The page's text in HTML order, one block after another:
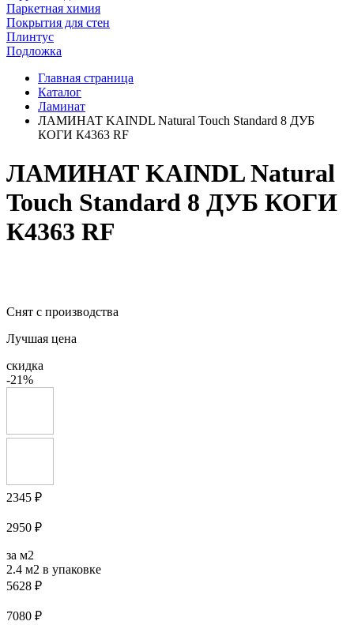
Паркетная химия
Покрытия для стен
Плинтус
Подложка
Главная страница
Каталог
Ламинат
ЛАМИНАТ KAINDL Natural Touch Standard 8 ДУБ
КОГИ К4363 RF
ЛАМИНАТ KAINDL Natural
Touch Standard 8 ДУБ КОГИ
К4363 RF
Снят с производства
Лучшая цена
скидка
-21%
2345 ₽
2950 ₽
за м2
2.4 м2 в упаковке
5628 ₽
7080 ₽